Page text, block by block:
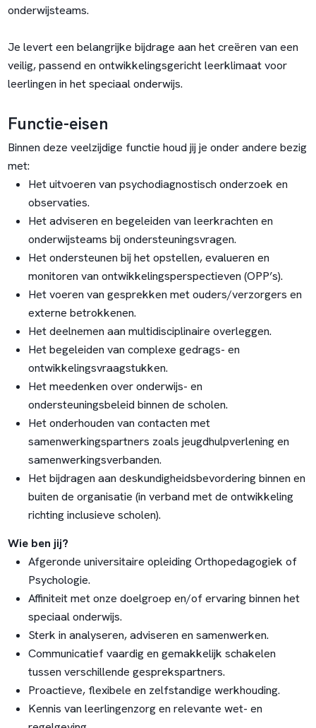
onderwijsteams.
Je levert een belangrijke bijdrage aan het creëren van een
veilig, passend en ontwikkelingsgericht leerklimaat voor
leerlingen in het speciaal onderwijs.
Functie-eisen
Binnen deze veelzijdige functie houd jij je onder andere bezig
met:
Het uitvoeren van psychodiagnostisch onderzoek en
observaties.
Het adviseren en begeleiden van leerkrachten en
onderwijsteams bij ondersteuningsvragen.
Het ondersteunen bij het opstellen, evalueren en
monitoren van ontwikkelingsperspectieven (OPP’s).
Het voeren van gesprekken met ouders/verzorgers en
externe betrokkenen.
Het deelnemen aan multidisciplinaire overleggen.
Het begeleiden van complexe gedrags- en
ontwikkelingsvraagstukken.
Het meedenken over onderwijs- en
ondersteuningsbeleid binnen de scholen.
Het onderhouden van contacten met
samenwerkingspartners zoals jeugdhulpverlening en
samenwerkingsverbanden.
Het bijdragen aan deskundigheidsbevordering binnen en
buiten de organisatie (in verband met de ontwikkeling
richting inclusieve scholen).
Wie ben jij?
Afgeronde universitaire opleiding Orthopedagogiek of
Psychologie.
Affiniteit met onze doelgroep en/of ervaring binnen het
speciaal onderwijs.
Sterk in analyseren, adviseren en samenwerken.
Communicatief vaardig en gemakkelijk schakelen
tussen verschillende gesprekspartners.
Proactieve, flexibele en zelfstandige werkhouding.
Kennis van leerlingenzorg en relevante wet- en